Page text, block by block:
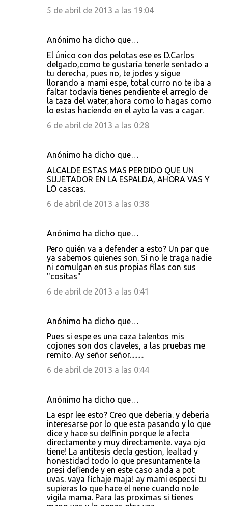
5 de abril de 2013 a las 19:04
Anónimo ha dicho que…
El único con dos pelotas ese es D.Carlos
delgado,como te gustaría tenerle sentado a
tu derecha, pues no, te jodes y sigue
llorando a mami espe, total curro no te iba a
faltar todavía tienes pendiente el arreglo de
la taza del water,ahora como lo hagas como
lo estas haciendo en el ayto la vas a cagar.
6 de abril de 2013 a las 0:28
Anónimo ha dicho que…
ALCALDE ESTAS MAS PERDIDO QUE UN
SUJETADOR EN LA ESPALDA, AHORA VAS Y
LO cascas.
6 de abril de 2013 a las 0:38
Anónimo ha dicho que…
Pero quién va a defender a esto? Un par que
ya sabemos quienes son. Si no le traga nadie
ni comulgan en sus propias filas con sus
"cositas"
6 de abril de 2013 a las 0:41
Anónimo ha dicho que…
Pues si espe es una caza talentos mis
cojones son dos claveles, a las pruebas me
remito. Ay señor señor.........
6 de abril de 2013 a las 0:44
Anónimo ha dicho que…
La espr lee esto? Creo que deberia. y deberia
interesarse por lo que esta pasando y lo que
dice y hace su delfinin porque le afecta
directamente y muy directamente. vaya ojo
tiene! La antitesis decla gestion, lealtad y
honestidad todo lo que presuntamente la
presi defiende y en este caso anda a pot
uvas. vaya fichaje maja! ay mami especsi tu
supieras lo que hace el nene cuando no.le
vigila mama. Para las proximas si tienes